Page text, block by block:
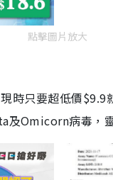
點擊圖片放大
時只要超低價$9.9
Omicorn病毒，